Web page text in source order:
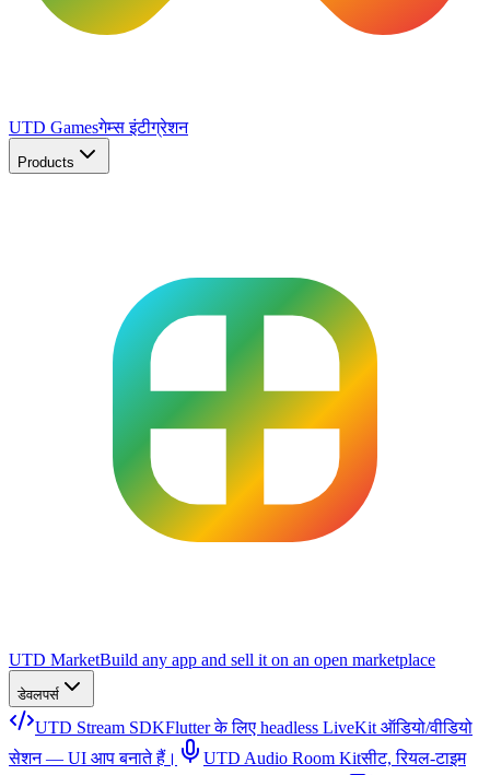
UTD Gamesगेम्स इंटीग्रेशन
Products
UTD MarketBuild any app and sell it on an open marketplace
डेवलपर्स
UTD Stream SDKFlutter के लिए headless LiveKit ऑडियो/वीडियो
सेशन — UI आप बनाते हैं।
UTD Audio Room Kitसीट, रियल-टाइम